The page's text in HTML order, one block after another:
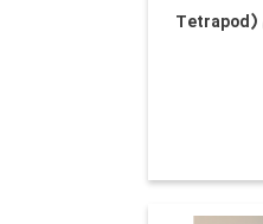
مقاومت فرش در برابر پاخوری (Tetrapod